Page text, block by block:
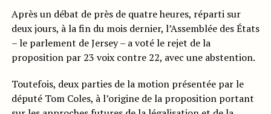
Après un débat de près de quatre heures, réparti sur
deux jours, à la fin du mois dernier, l’Assemblée des États
– le parlement de Jersey – a voté le rejet de la
proposition par 23 voix contre 22, avec une abstention.
Toutefois, deux parties de la motion présentée par le
député Tom Coles, à l’origine de la proposition portant